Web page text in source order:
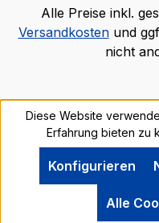
Alle Preise inkl.
Versandkostenund
nicht
Diese Website
Erfahrung bieten zu
Konfigurieren
Alle